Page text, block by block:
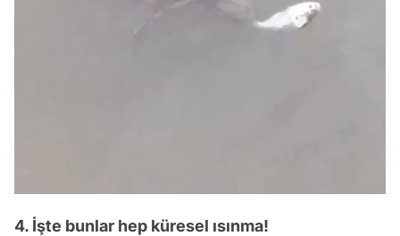
4. İşte bunlar hep küresel ısınma!